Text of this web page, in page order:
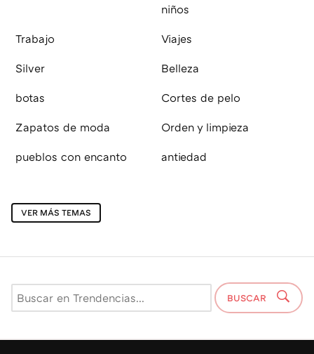
niños
Trabajo Viajes
Silver Belleza
botas Cortes de pelo
Zapatos de moda Orden y limpieza
pueblos con encanto antiedad
VER MÁS TEMAS
BUSCAR